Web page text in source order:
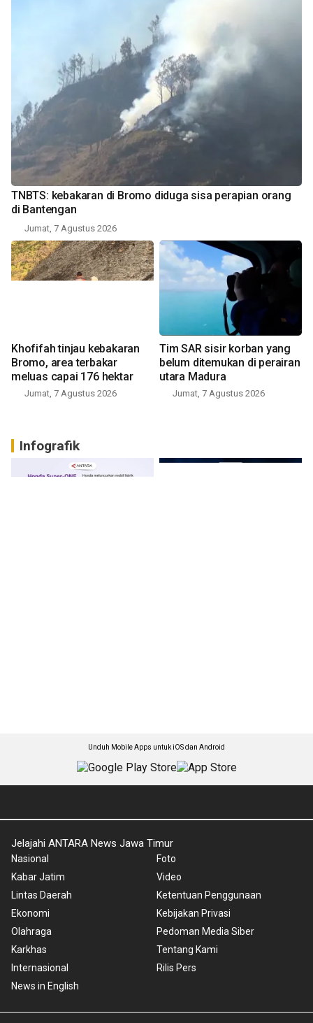
TNBTS: kebakaran di Bromo diduga sisa perapian orang
di Bantengan
Jumat, 7 Agustus 2026
Khofifah tinjau kebakaran
Bromo, area terbakar
meluas capai 176 hektar
Jumat, 7 Agustus 2026
Tim SAR sisir korban yang
belum ditemukan di perairan
utara Madura
Jumat, 7 Agustus 2026
Infografik
Unduh Mobile Apps untuk iOS dan Android
Jelajahi ANTARA News Jawa Timur
Nasional
Kabar Jatim
Lintas Daerah
Ekonomi
Olahraga
Karkhas
Internasional
News in English
Foto
Video
Ketentuan Penggunaan
Kebijakan Privasi
Pedoman Media Siber
Tentang Kami
Rilis Pers